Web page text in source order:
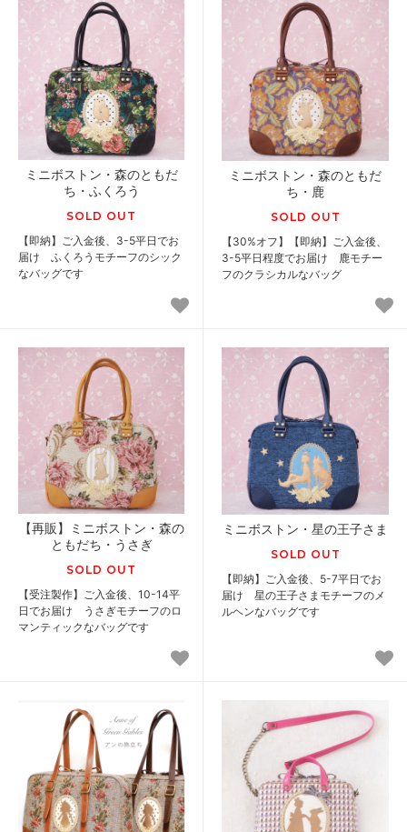
ミニボストン・森のともだ
ち・ふくろう
SOLD OUT
【即納】ご入金後、3-5平日でお
届け ふくろうモチーフのシック
なバッグです
ミニボストン・森のともだ
ち・鹿
SOLD OUT
【30%オフ】【即納】ご入金後、
3-5平日程度でお届け 鹿モチー
フのクラシカルなバッグ
【再販】ミニボストン・森の
ともだち・うさぎ
SOLD OUT
【受注製作】ご入金後、10-14平
日でお届け うさぎモチーフのロ
マンティックなバッグです
ミニボストン・星の王子さま
SOLD OUT
【即納】ご入金後、5-7平日でお
届け 星の王子さまモチーフのメ
ルヘンなバッグです